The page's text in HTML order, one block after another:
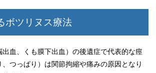
ボツリヌス療法
出血、くも膜下出血）の後遺症で代表的な痙
つっぱり）は関節拘縮や痛みの原因となり